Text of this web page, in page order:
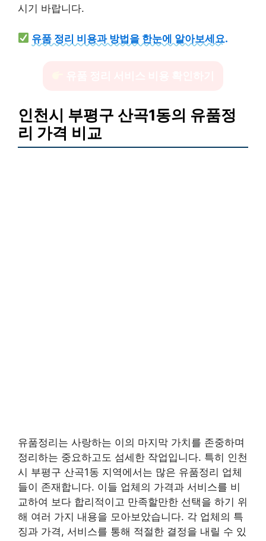
시기 바랍니다.
유품 정리 비용과 방법을 한눈에 알아보세요.
인천시 부평구 산곡1동의 유품정
리 가격 비교
유품정리는 사랑하는 이의 마지막 가치를 존중하며
정리하는 중요하고도 섬세한 작업입니다. 특히 인천
시 부평구 산곡1동 지역에서는 많은 유품정리 업체
들이 존재합니다. 이들 업체의 가격과 서비스를 비
교하여 보다 합리적이고 만족할만한 선택을 하기 위
해 여러 가지 내용을 모아보았습니다. 각 업체의 특
징과 가격, 서비스를 통해 적절한 결정을 내릴 수 있